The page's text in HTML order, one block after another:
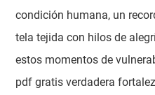
condición humana, un
tela tejida con hilos de
estos momentos de
pdf gratis verdadera